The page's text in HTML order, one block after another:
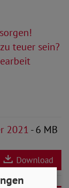
teuer sein?
2021- 6 MB
Download